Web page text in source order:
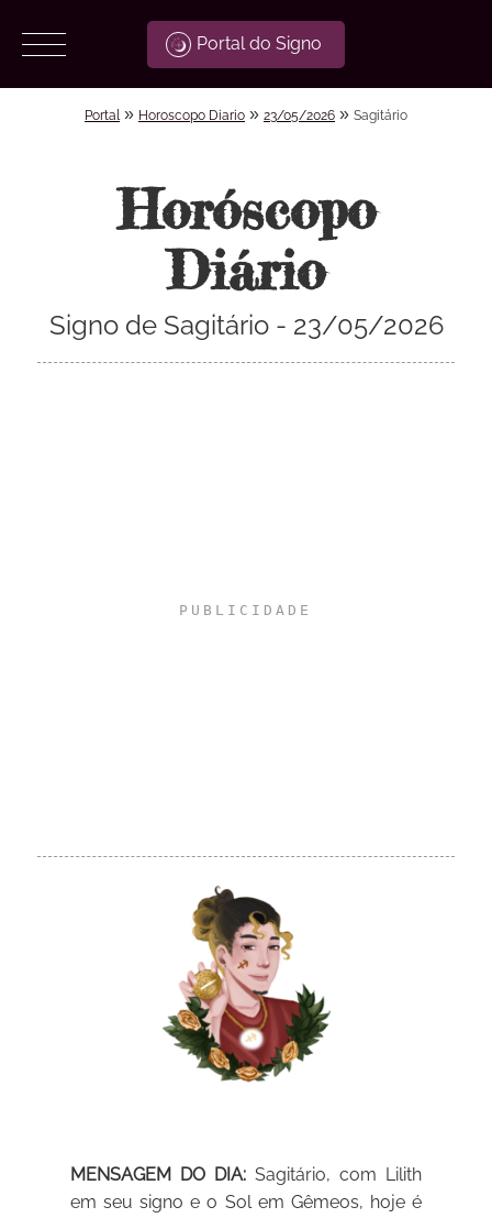
Portal do Signo
Portal » Horoscopo Diario » 23/05/2026 » Sagitário
Horóscopo
Diário
Signo de Sagitário - 23/05/2026
MENSAGEM DO DIA: Sagitário, com Lilith
em seu signo e o Sol em Gêmeos, hoje é